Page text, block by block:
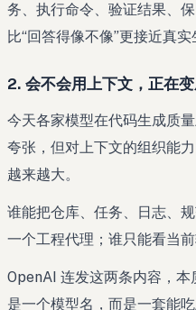
务、执行命令、验证结果、
比“回答得像不像”更接近真实
2. 会不会用上下文，正在
今天各家模型在代码生成质
夸张，但对上下文的组织能
越来越大。
谁能把仓库、任务、日志、
一个工程代理；谁只能看当
OpenAI 连发这两条内容，
是一个模型名，而是一套能